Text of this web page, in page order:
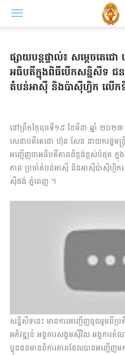
ផ្សាយបន្តផ្ទាល់៖ សម្ដេចតេ
អធិបតីក្នុងពិធីបើកសន្និសីទ ជន
តំបន់អាស៊ី និងប៉ាស៊ីហ្វិក លើក
នៅព្រឹកថ្ងៃពុធទី១៥ ខែមីនា ឆ្នាំ ២០២៣
សេនាបតីតេជោ ហ៊ុន សែន នាយករដ្ឋមន្ត្
អញ្ជើញជាអធិបតីភាពដ៏ខ្ពង់ខ្ពស់បំផុត ក្
ភាព ប្រចាំតំបន់អាស៊ី និងអាស៊ីប៉ាស៊ីហ្វិក
ស៊ីដង់ ភ្នំពេញ ។
សន្និសីទនេះ មានការអញ្ជើញចូលរួមពី
អភិវឌ្ឍន៍ អង្គការសង្គមស៊ីវិល អង្គការ
ប្អូនជនមានពិការភាពដែលបានអញ្ជើញ